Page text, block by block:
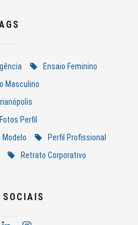
Ensaio Feminino
Masculino
Fotos Perfil
Modelo
Perfil Profissional
Retrato Corporativo
SOCIAIS